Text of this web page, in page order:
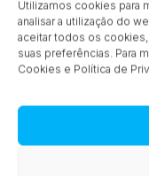
Utilizamos cookies para
analisar a utilização do
aceitar todos os
suas preferências. Para
Cookies e Política de